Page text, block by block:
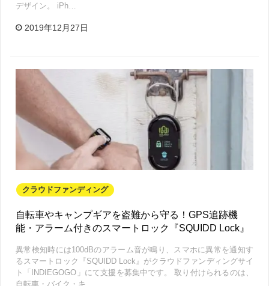
デザイン。 iPh…
2019年12月27日
クラウドファンディング
自転車やキャンプギアを盗難から守る！GPS追跡機
能・アラーム付きのスマートロック『SQUIDD Lock』
異常検知時には100dBのアラーム音が鳴り、スマホに異常を通知す
るスマートロック『SQUIDD Lock』がクラウドファンディングサイ
ト「INDIEGOGO」にて支援を募集中です。 取り付けられるのは、
自転車・バイク・キ…